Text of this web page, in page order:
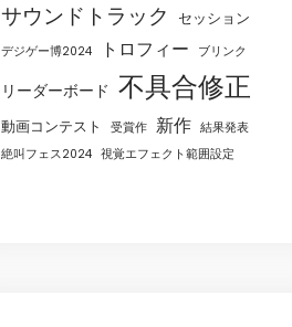
サウンドトラック セッション
デジゲー博2024 トロフィー ブリンク
リーダーボード 不具合修正
動画コンテスト 受賞作 新作 結果発表
絶叫フェス2024 視覚エフェクト範囲設定